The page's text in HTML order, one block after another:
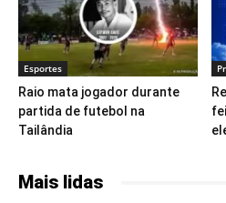
Esportes
Raio mata jogador durante
partida de futebol na
Tailândia
Mais lidas